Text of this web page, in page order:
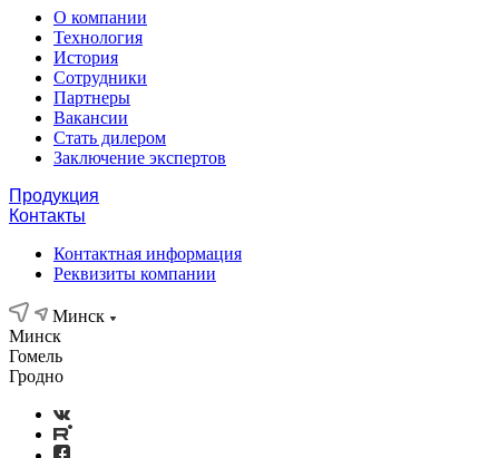
О компании
Технология
История
Сотрудники
Партнеры
Вакансии
Стать дилером
Заключение экспертов
Продукция
Контакты
Контактная информация
Реквизиты компании
Минск
Минск
Гомель
Гродно